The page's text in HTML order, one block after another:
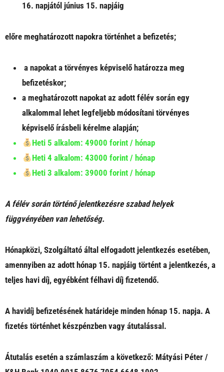
16. napjától június 15. napjáig
előre meghatározott napokra történhet a befizetés;
a napokat a törvényes képviselő határozza meg
befizetéskor;
a meghatározott napokat az adott félév során egy
alkalommal lehet legfeljebb módosítani törvényes
képviselő írásbeli kérelme alapján;
Heti 5 alkalom: 49000 forint / hónap
Heti 4 alkalom: 43000 forint / hónap
Heti 3 alkalom: 39000 forint / hónap
A félév során történő jelentkezésre szabad helyek
függvényében van lehetőség.
Hónapközi, Szolgáltató által elfogadott jelentkezés esetében,
amennyiben az adott hónap 15. napjáig történt a jelentkezés, a
teljes havi díj, egyébként félhavi díj fizetendő.
A havidíj befizetésének határideje minden hónap 15. napja. A
fizetés történhet készpénzben vagy átutalással.
Átutalás esetén a számlaszám a következő: Mátyási Péter /